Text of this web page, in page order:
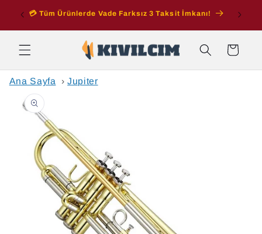
İçeriğe
atla
💳 Tüm Ürünlerde Vade Farksız 3 Taksit İmkanı!
Sepet
Ana Sayfa › Jupiter
Ürün
bilgisine
atla